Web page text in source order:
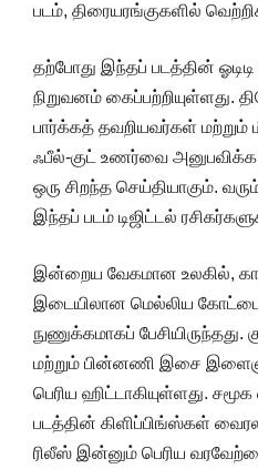
படம், திரையரங்குகளில்
தற்போது இந்தப் படத்தின்
நிறுவனம் கைப்பற்றியுள்ளது.
பார்க்கத் தவறியவர்கள்
ஃபீல்-குட் உணர்வை அனுபவிக்க
ஒரு சிறந்த செய்தியாகும்.
இந்தப் படம் டிஜிட்டல்
இன்றைய வேகமான உலகில்,
இடையிலான மெல்லிய
நுணுக்கமாகப் பேசியிருந்தது.
மற்றும் பின்னணி இசை
பெரிய ஹிட்டாகியுள்ளது.
படத்தின் கிளிப்பிங்ஸ்கள்
ரிலீஸ் இன்னும் பெரிய